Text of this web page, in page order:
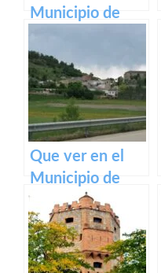
Municipio de
Castilla La
Mancha
Que ver en el
Municipio de
Valdeconcha en
Castilla La
Mancha